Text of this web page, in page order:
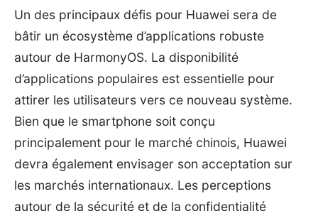
Un des principaux défis pour Huawei sera de
bâtir un écosystème d’applications robuste
autour de HarmonyOS. La disponibilité
d’applications populaires est essentielle pour
attirer les utilisateurs vers ce nouveau système.
Bien que le smartphone soit conçu
principalement pour le marché chinois, Huawei
devra également envisager son acceptation sur
les marchés internationaux. Les perceptions
autour de la sécurité et de la confidentialité